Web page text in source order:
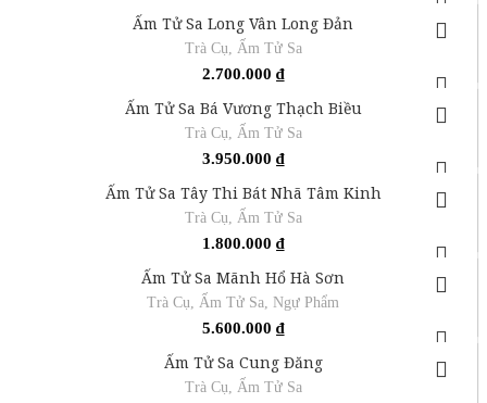
Ấm Tử Sa Long Vân Long Đản
Trà Cụ, Ấm Tử Sa
2.700.000 ₫
Ấm Tử Sa Bá Vương Thạch Biều
Trà Cụ, Ấm Tử Sa
3.950.000 ₫
Ấm Tử Sa Tây Thi Bát Nhã Tâm Kinh
Trà Cụ, Ấm Tử Sa
1.800.000 ₫
Ấm Tử Sa Mãnh Hổ Hà Sơn
Trà Cụ,Ấm Tử Sa,Ngự Phẩm
5.600.000 ₫
Ấm Tử Sa Cung Đăng
Trà Cụ, Ấm Tử Sa